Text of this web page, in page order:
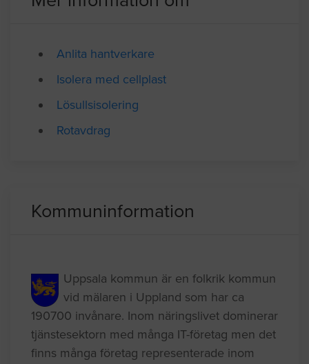
Mer information om
Anlita hantverkare
Isolera med cellplast
Kommuninformation
Uppsala kommun är en folkrik kommun
vid mälaren i Uppland som har ca